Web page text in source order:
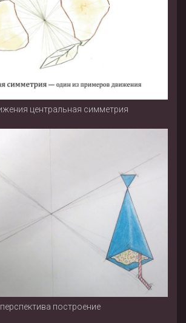
центральная симметрия
перспектива построение